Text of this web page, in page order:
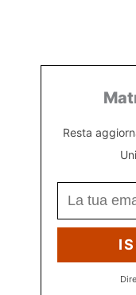
Resta